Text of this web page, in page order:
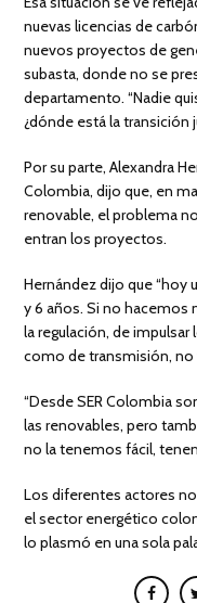
nuevas licencias de
nuevos proyectos de
subasta, donde no se
departamento. “Nadie
¿dónde está la transición
Por su parte, Alexandra
Colombia, dijo que, en
renovable, el problema
entran los proyectos.
Hernández dijo que “hoy
y 6 años. Si no hacemos
la regulación, de
como de transmisión, no
“Desde SER Colombia
las renovables, pero
no la tenemos fácil,
Los diferentes actores
el sector energético
lo plasmó en una sola